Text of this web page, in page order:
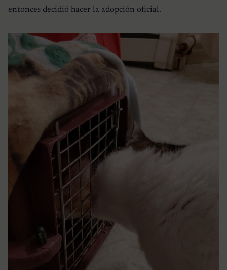
entonces decidió hacer la adopción oficial.